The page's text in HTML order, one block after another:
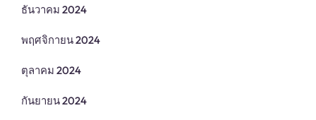
ธันวาคม 2024
พฤศจิกายน 2024
ตุลาคม 2024
กันยายน 2024